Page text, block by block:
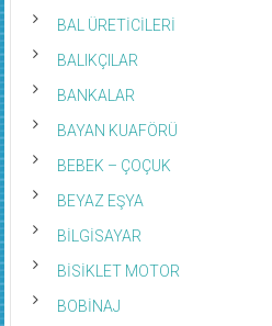
BAL ÜRETİCİLERİ
BALIKÇILAR
BANKALAR
BAYAN KUAFÖRÜ
BEBEK – ÇOÇUK
BEYAZ EŞYA
BİLGİSAYAR
BİSİKLET MOTOR
BOBİNAJ